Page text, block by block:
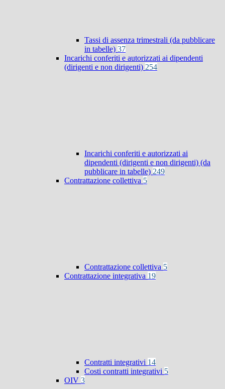
Tassi di assenza trimestrali (da pubblicare
in tabelle) 37
Incarichi conferiti e autorizzati ai dipendenti
(dirigenti e non dirigenti) 254
Incarichi conferiti e autorizzati ai
dipendenti (dirigenti e non dirigenti) (da
pubblicare in tabelle) 249
Contrattazione collettiva 5
Contrattazione collettiva 5
Contrattazione integrativa 19
Contratti integrativi 14
Costi contratti integrativi 5
OIV 3